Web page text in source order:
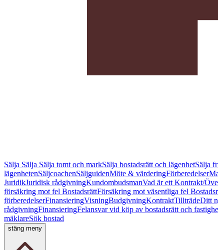
Sälja Sälja Sälja tomt och markSälja bostadsrätt och lägenhetSälja
lägenhetenSäljcoachenSäljguidenMöte & värderingFörberedelser
JuridikJuridisk rådgivningKundombudsmanVad är ett Kontrakt/
försäkring mot fel BostadsrättFörsäkring mot väsentliga fel
förberedelserFinansieringVisningBudgivningKontraktTillträdeDitt
rådgivningFinansieringFelansvar vid köp av bostadsrätt och
mäklareSök bostad
stäng meny